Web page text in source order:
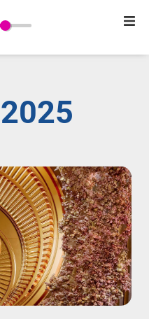
Início
Promoções
Notícias
Comercial
Contato